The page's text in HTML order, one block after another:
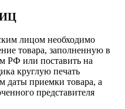
лицом необходимо
товара, заполненную в
РФ или поставить на
круглую печать
даты приемки товара, а
представителя